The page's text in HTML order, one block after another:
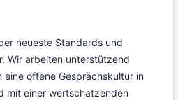
neueste Standards und
Wir arbeiten unterstützend
offene Gesprächskultur in
mit einer wertschätzenden